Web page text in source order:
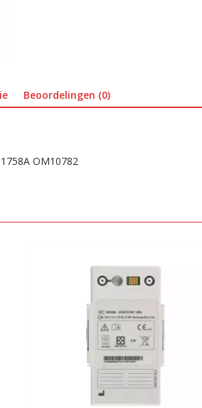
Beoordelingen (0)
OM10782